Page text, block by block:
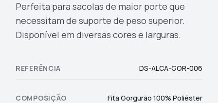
Perfeita para sacolas de maior porte que
necessitam de suporte de peso superior.
Disponível em diversas cores e larguras.
REFERÊNCIA DS-ALCA-GOR-006
COMPOSIÇÃO Fita Gorgurão 100% Poliéster